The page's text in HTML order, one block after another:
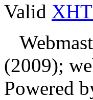
Valid
(2009);
Powered